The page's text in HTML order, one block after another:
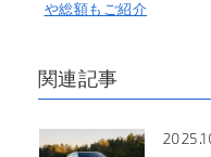
や総額もご紹介
関連記事